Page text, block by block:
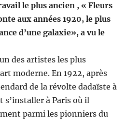
le plus ancien , « Fleurs
aux années 1920, le plus
d’une galaxie», a vu le
des artistes les plus
moderne. En 1922, après
de la révolte dadaïste à
s’installer à Paris où il
parmi les pionniers du